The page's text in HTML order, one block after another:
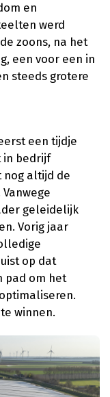
en
werd
zoons, na het
een voor een in
steeds grotere
een tijdje
in bedrijf
nog altijd de
geleidelijk
Vorig jaar
op dat
pad om het
winnen.